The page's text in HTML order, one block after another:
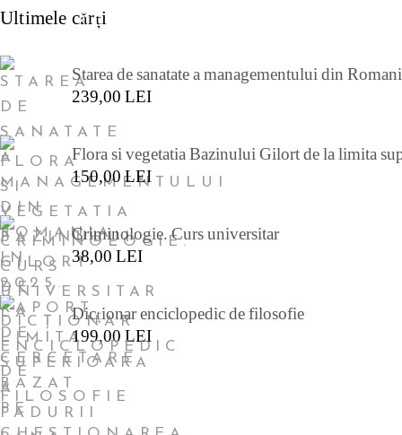
Ultimele cărţi
Starea de sanatate a managementului din
239,00 LEI
Flora si vegetatia Bazinului Gilort de la limita
150,00LEI
Criminologie. Curs universitar
38,00 LEI
Dicționar enciclopedic de filosofie
199,00 LEI